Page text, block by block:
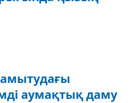
аумақтық даму